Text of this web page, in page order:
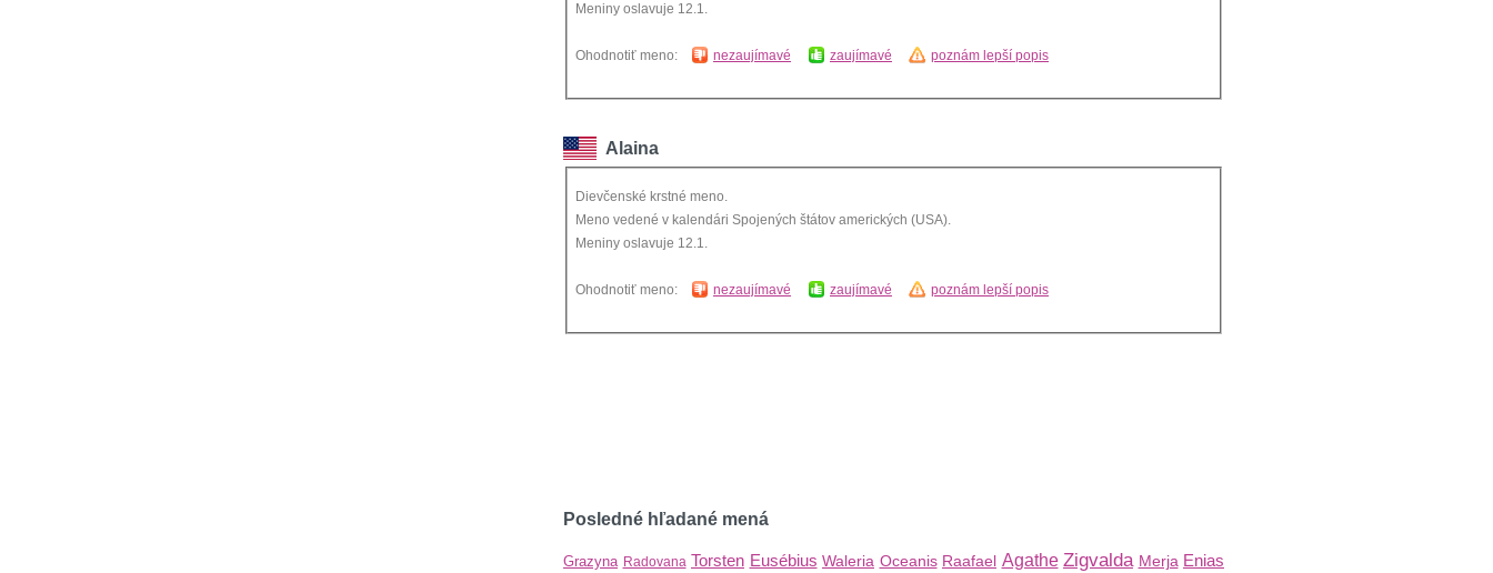
Meniny oslavuje 12.1.
Ohodnotiť meno: nezaujímavé zaujímavé poznám lepší popis
Alaina
Dievčenské krstné meno.
Meno vedené v kalendári Spojených štátov amerických (USA).
Meniny oslavuje 12.1.
Ohodnotiť meno: nezaujímavé zaujímavé poznám lepší popis
Posledné hľadané mená
Grazyna Radovana Torsten Eusébius Waleria Oceanis Raafael Agathe Zigvalda Merja Enias